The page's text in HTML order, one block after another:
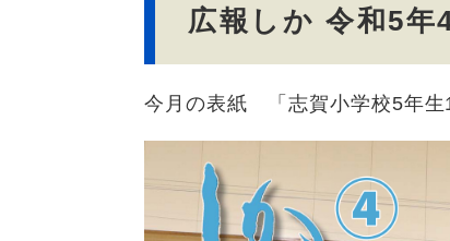
広報しか 令和5年
今月の表紙 「志賀小学校5年生